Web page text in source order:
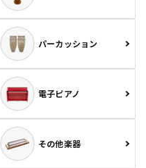
パーカッション
電子ピアノ
その他楽器